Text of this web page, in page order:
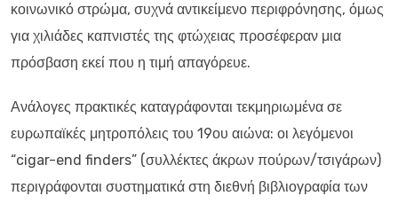
κοινωνικό στρώμα, συχνά αντικείμενο περιφρόνησης, όμως
για χιλιάδες καπνιστές της φτώχειας προσέφεραν μια
πρόσβαση εκεί που η τιμή απαγόρευε.
Ανάλογες πρακτικές καταγράφονται τεκμηριωμένα σε
ευρωπαϊκές μητροπόλεις του 19ου αιώνα: οι λεγόμενοι
“cigar-end finders” (συλλέκτες άκρων πούρων/τσιγάρων)
περιγράφονται συστηματικά στη διεθνή βιβλιογραφία των